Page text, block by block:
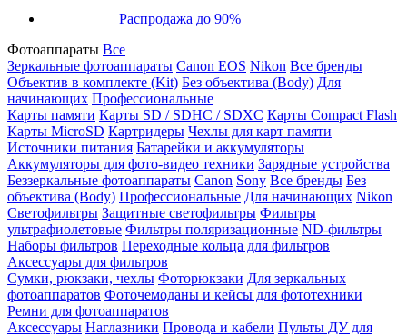
Распродажа до 90%
Фотоаппараты Все
Зеркальные фотоаппараты Canon EOS Nikon Все бренды
Объектив в комплекте (Kit) Без объектива (Body) Для
начинающих Профессиональные
Карты памяти Карты SD / SDHC / SDXC Карты Compact Flash
Карты MicroSD Картридеры Чехлы для карт памяти
Источники питания Батарейки и аккумуляторы
Аккумуляторы для фото-видео техники Зарядные устройства
Беззеркальные фотоаппараты Canon Sony Все бренды Без
объектива (Body) Профессиональные Для начинающих Nikon
Светофильтры Защитные светофильтры Фильтры
ультрафиолетовые Фильтры поляризационные ND-фильтры
Наборы фильтров Переходные кольца для фильтров
Аксессуары для фильтров
Сумки, рюкзаки, чехлы Фоторюкзаки Для зеркальных
фотоаппаратов Фоточемоданы и кейсы для фототехники
Ремни для фотоаппаратов
Аксессуары Наглазники Провода и кабели Пульты ДУ для